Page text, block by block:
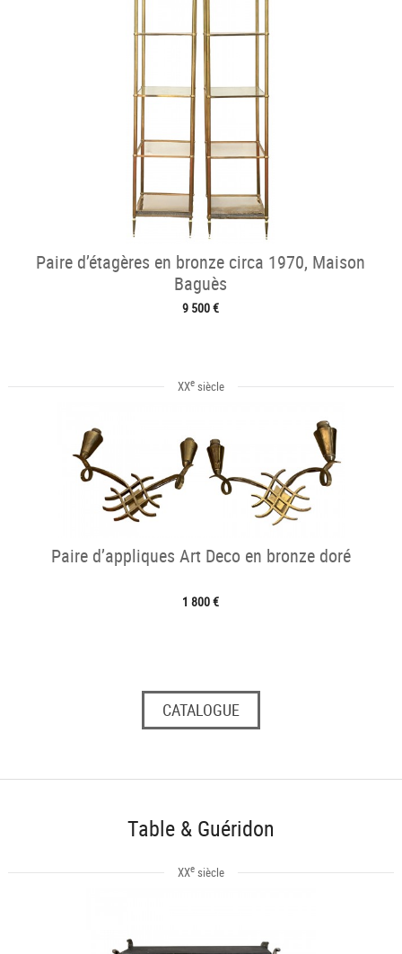
Paire d’étagères en bronze circa 1970, Maison
Baguès
9 500 €
XXesiècle
Paire d’appliques Art Deco en bronze doré
1 800 €
CATALOGUE
Table & Guéridon
XXesiècle